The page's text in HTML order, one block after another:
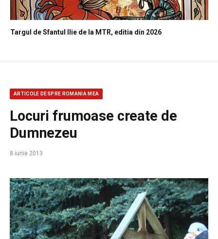
Targul de Sfantul Ilie de la MTR, editia din 2026
ARTICOLE DESPRE ROMANIA MEA
Locuri frumoase create de
Dumnezeu
8 iunie 2013